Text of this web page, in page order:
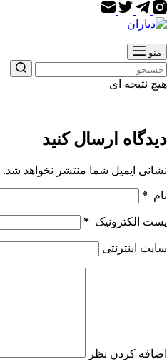
منو
هیچ نتیجه ای
دیدگاه ارسال کنید
نشانی ایمیل شما منتشر نخواهد شد.
نام *
پست الکترونیک *
سایت اینترنتی
اضافه کردن نظر